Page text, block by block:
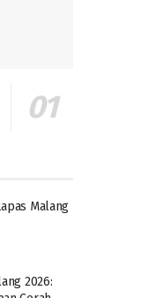
Malang
2026: